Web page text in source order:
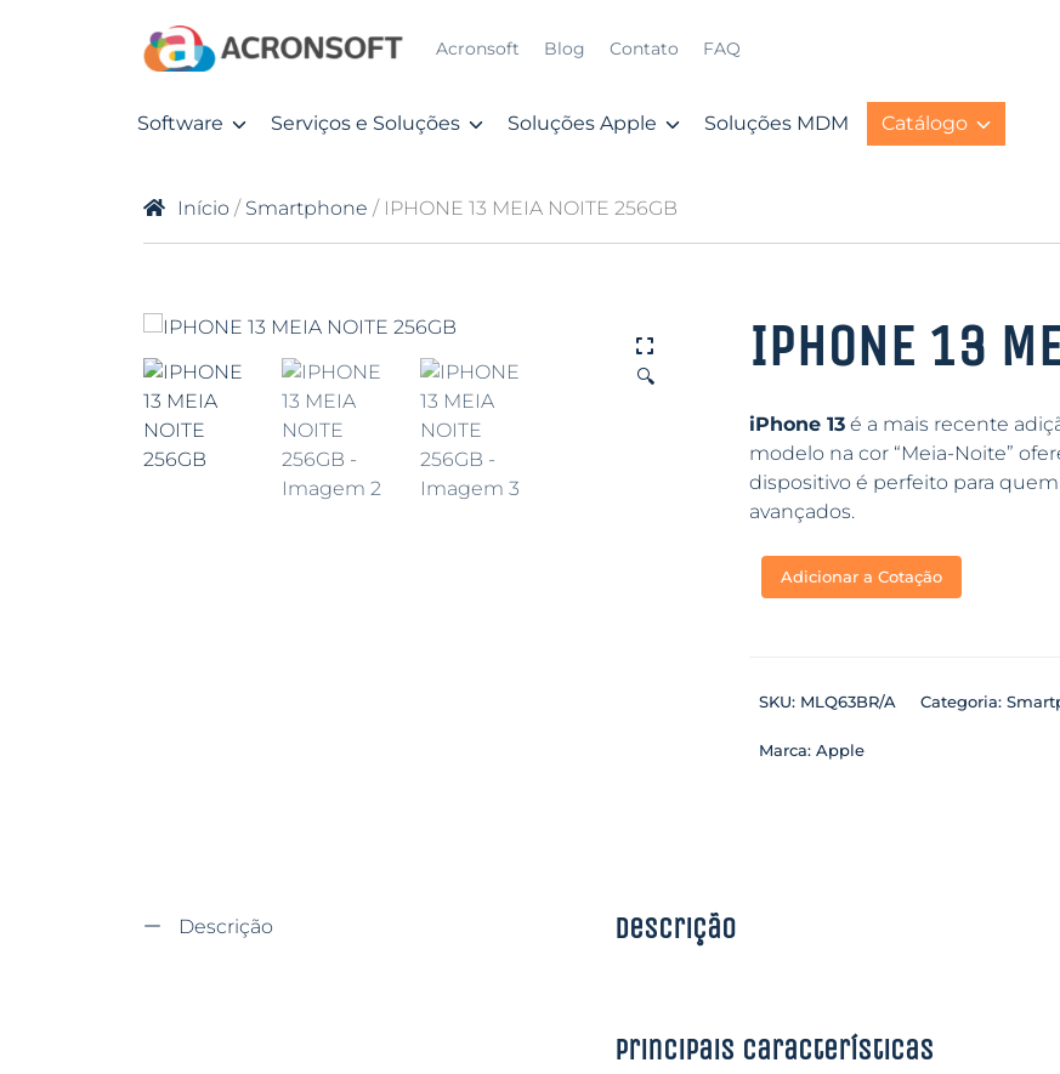
Acronsoft Blog Contato FAQ
Software Serviços e Soluções Soluções Apple Soluções MDM Catálogo
Início / Smartphone / IPHONE 13 MEIA NOITE 256GB
🔍 IPHONE 13
iPhone 13é a mais recente
modelo na cor “Meia-Noite”
dispositivo é perfeito para
avançados.
Adicionar a Cotação
SKU: MLQ63BR/A Categoria:
Marca: Apple
Descrição Descrição
Principais características